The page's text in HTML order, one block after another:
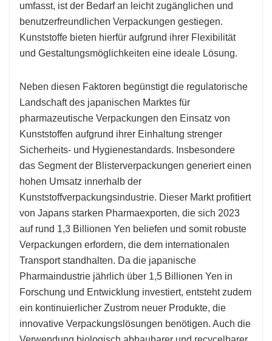
umfasst, ist der Bedarf an leicht zugänglichen und
benutzerfreundlichen Verpackungen gestiegen.
Kunststoffe bieten hierfür aufgrund ihrer Flexibilität
und Gestaltungsmöglichkeiten eine ideale Lösung.
Neben diesen Faktoren begünstigt die regulatorische
Landschaft des japanischen Marktes für
pharmazeutische Verpackungen den Einsatz von
Kunststoffen aufgrund ihrer Einhaltung strenger
Sicherheits- und Hygienestandards. Insbesondere
das Segment der Blisterverpackungen generiert einen
hohen Umsatz innerhalb der
Kunststoffverpackungsindustrie. Dieser Markt profitiert
von Japans starken Pharmaexporten, die sich 2023
auf rund 1,3 Billionen Yen beliefen und somit robuste
Verpackungen erfordern, die dem internationalen
Transport standhalten. Da die japanische
Pharmaindustrie jährlich über 1,5 Billionen Yen in
Forschung und Entwicklung investiert, entsteht zudem
ein kontinuierlicher Zustrom neuer Produkte, die
innovative Verpackungslösungen benötigen. Auch die